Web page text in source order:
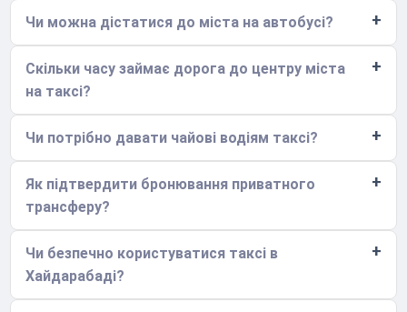
Чи можна дістатися до міста на автобусі?
Скільки часу займає дорога до центру міста
на таксі?
Чи потрібно давати чайові водіям таксі?
Як підтвердити бронювання приватного
трансферу?
Чи безпечно користуватися таксі в
Хайдарабаді?